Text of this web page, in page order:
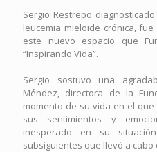
Sergio Restrepo
leucemia mieloide crónica,
este nuevo espacio que
“Inspirando Vida”.
Sergio sostuvo una
Méndez, directora de la
momento de su vida en el
sus sentimientos y
inesperado en su
subsiguientes que llevó a